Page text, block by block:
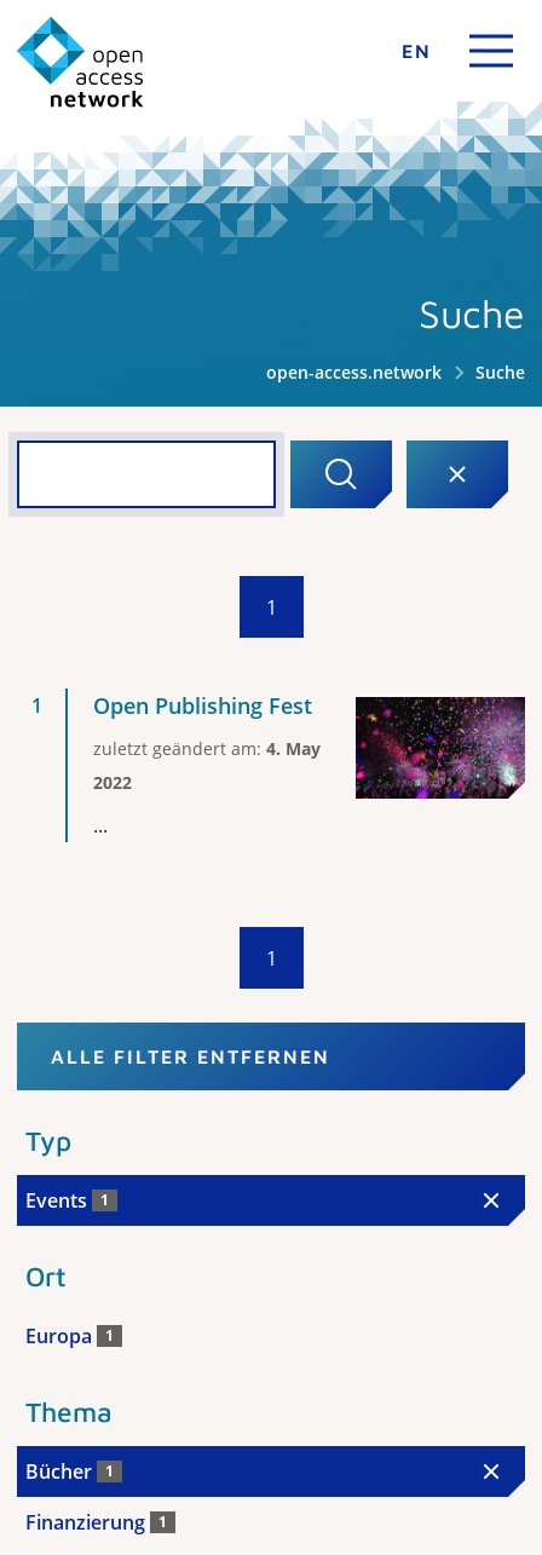
EN
Suche
open-access.network Suche
1
Open Publishing Fest
zuletzt geändert am: 4. May
2022
...
1
ALLE FILTER ENTFERNEN
Typ
Events 1
Ort
Europa 1
Thema
Bücher 1
Finanzierung 1